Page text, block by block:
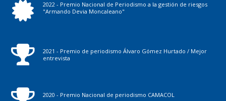
2022 - Premio Nacional de Periodismo a la gestión de riesgos
"Armando Devia Moncaleano"
2021 - Premio de periodismo Álvaro Gómez Hurtado / Mejor
entrevista
2020 - Premio Nacional de periodismo CAMACOL